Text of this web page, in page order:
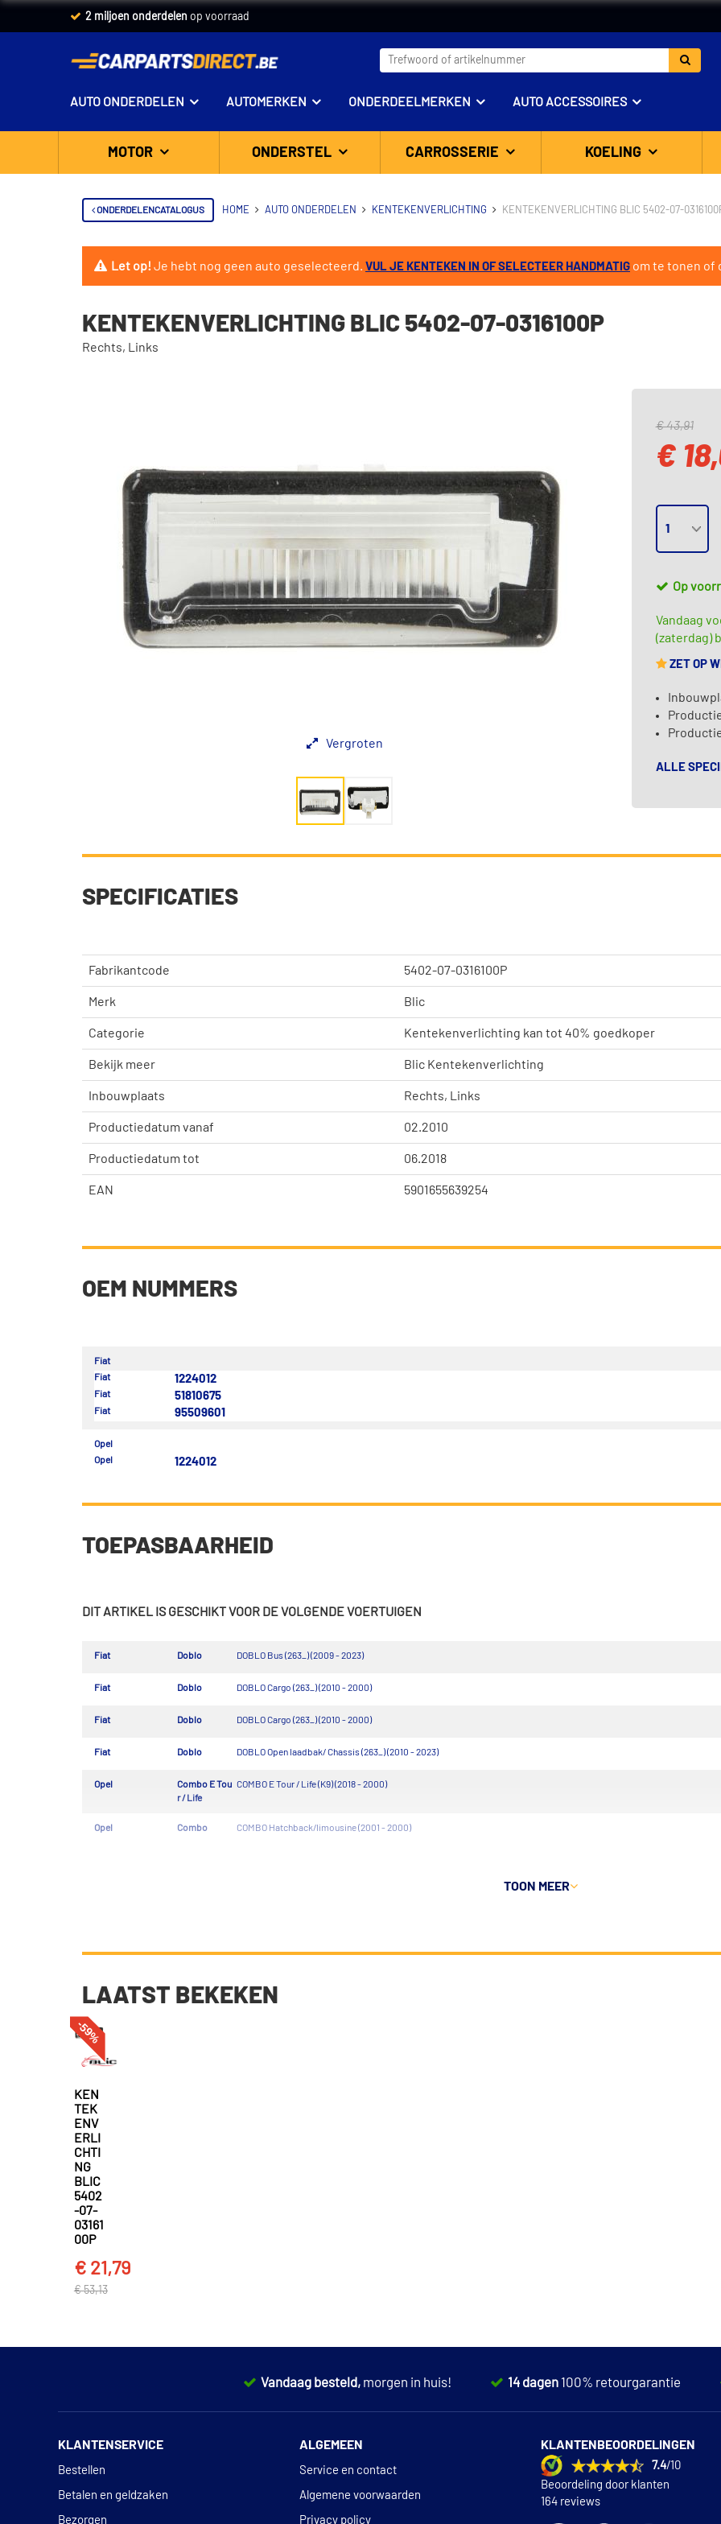
2 miljoen onderdelen op voorraad
AUTO ONDERDELEN AUTOMERKEN ONDERDEELMERKEN AUTO ACCESSOIRES
MOTOR ONDERSTEL CARROSSERIE KOELING
ONDERDELENCATALOGUS HOME AUTO ONDERDELEN KENTEKENVERLICHTING KENTEKENVERLICHTING BLIC 5402-07-
Let op!Je hebt nog geen auto geselecteerd. VUL JE KENTEKEN IN OF SELECTEER HANDMATIG om te tonen of
KENTEKENVERLICHTING BLIC 5402-07-0316100P
Rechts, Links
Vergroten
€ 43,91
€
Op
Vandaag
(zaterdag)
ZET OP
ALLE
SPECIFICATIES
Fabrikantcode 5402-07-0316100P
Merk Blic
Categorie Kentekenverlichting kan tot 40% goedkoper
Bekijk meer Blic Kentekenverlichting
Inbouwplaats Rechts, Links
Productiedatum vanaf 02.2010
Productiedatum tot 06.2018
EAN 5901655639254
OEM NUMMERS
Fiat
Fiat
1224012
Fiat 51810675
Fiat 95509601
Opel
Opel
1224012
TOEPASBAARHEID
DIT ARTIKEL IS GESCHIKT VOOR DE VOLGENDE VOERTUIGEN
Fiat Doblo DOBLO Bus (263_) (2009 - 2023)
Fiat Doblo DOBLO Cargo (263_) (2010 - 2000)
Fiat Doblo DOBLO Cargo (263_) (2010 - 2000)
Fiat Doblo DOBLO Open laadbak/ Chassis (263_) (2010 - 2023)
Opel
Combo E Tou
r / Life
COMBO E Tour / Life (K9) (2018 - 2000)
Opel Combo COMBO Hatchback/limousine (2001 - 2000)
TOON MEER
LAATST BEKEKEN
-59%
KEN
TEK
ENV
ERLI
CHTI
NG
BLIC
5402
-07-
03161
00P
€ 21,79
€ 53,13
Vandaag besteld, morgen in huis! 14 dagen 100% retourgarantie
KLANTENSERVICE
Bestellen
Betalen en geldzaken
Bezorgen
ALGEMEEN
Service en contact
Algemene voorwaarden
Privacy policy
KLANTENBEOORDELINGEN
7.4/10
Beoordeling door klanten
164 reviews